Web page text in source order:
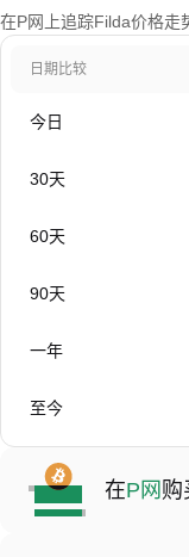
在P网上追踪Filda价格走
日期比较
今日
30天
60天
90天
一年
至今
在P网 购